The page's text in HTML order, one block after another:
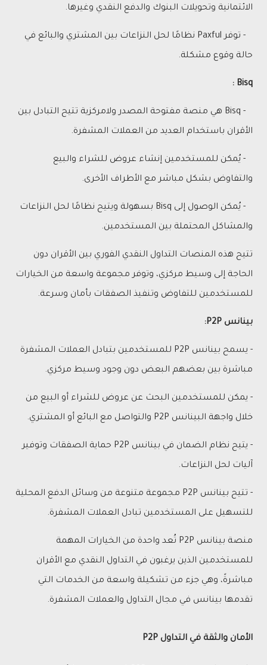
الائتمانية وتحويلات البنوك والدفع النقدي وغيرها.
- توفر Paxful نظامًا لحل النزاعات بين المشتري والبائع في
حالة وقوع مشكلة.
Bisq :
- Bisq هي منصة مفتوحة المصدر ولامركزية تتيح التبادل بين
الأقران باستخدام العديد من العملات المشفرة.
- يُمكن للمستخدمين إنشاء عروض للشراء والبيع
والتفاوض بشكل مباشر مع الأطراف الأخرى.
- يُمكن الوصول إلى Bisq بسهولة ويتيح نظامًا لحل النزاعات
والمشاكل المحتملة بين المستخدمين.
تتيح هذه المنصات التداول النقدي الفوري بين الأقران دون
الحاجة إلى وسيط مركزي، وتوفر مجموعة واسعة من الخيارات
للمستخدمين للتفاوض وتنفيذ الصفقات بأمان وسرعة.
بينانس P2P:
- يسمح بينانس P2P للمستخدمين بتبادل العملات المشفرة
مباشرة بين بعضهم البعض دون وجود وسيط مركزي.
- يمكن للمستخدمين البحث عن عروض للشراء أو البيع من
خلال واجهة البينانس P2P والتواصل مع البائع أو المشتري.
- يتيح نظام الضمان في بينانس P2P حماية الصفقات وتوفير
آليات لحل النزاعات.
- تتيح بينانس P2P مجموعة متنوعة من وسائل الدفع المحلية
للتسهيل على المستخدمين تبادل العملات المشفرة.
منصة بينانس P2P تُعد واحدة من الخيارات المهمة
للمستخدمين الذين يرغبون في التداول النقدي مع الأقران
مباشرةً، وهي جزء من تشكيلة واسعة من الخدمات التي
تقدمها بينانس في مجال التداول والعملات المشفرة.
الأمان والثقة في التداول P2P